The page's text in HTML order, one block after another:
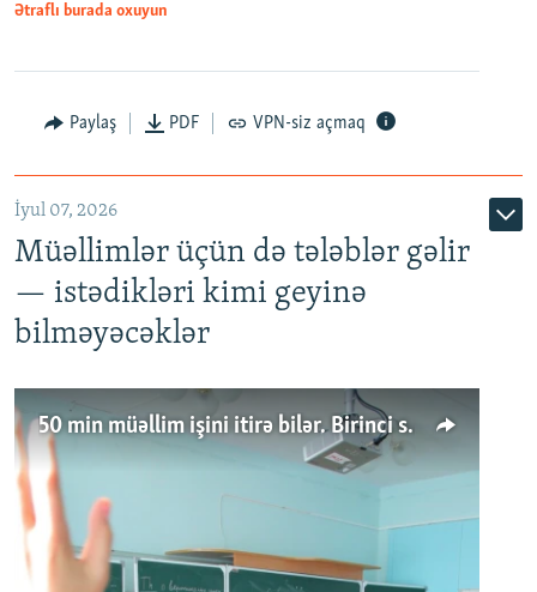
Ətraflı burada oxuyun
Paylaş PDF VPN-siz açmaq
İyul 07, 2026
Müəllimlər üçün də tələblər gəlir
— istədikləri kimi geyinə
bilməyəcəklər
50 min müəllim işini itirə bilər. Birinci sinfə gedənlər azalır